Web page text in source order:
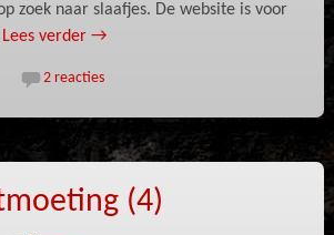
zoek naar slaafjes. De website is voor
Lees verder →
2 reacties
(4)